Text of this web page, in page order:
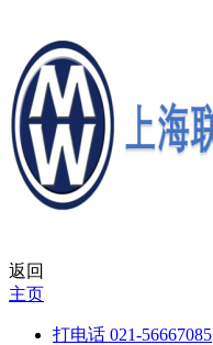
返回
主页
打电话 021-56667085